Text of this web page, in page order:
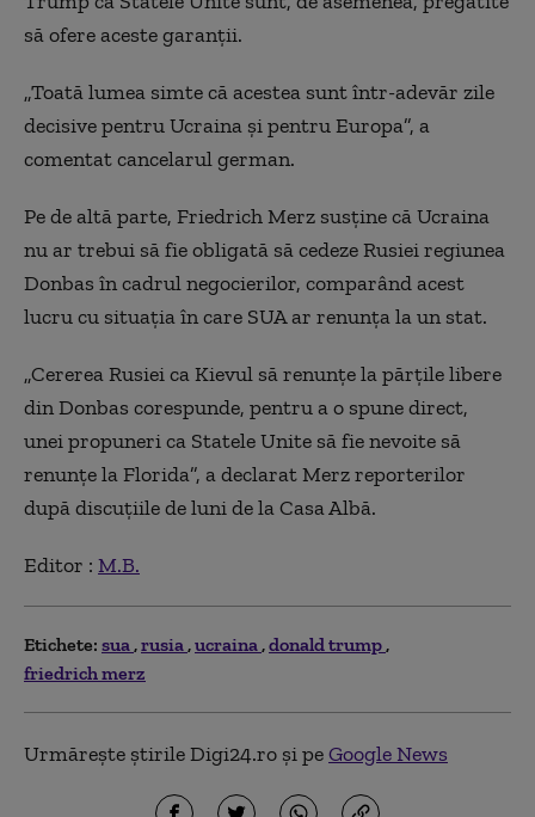
să ofere aceste garanţii.
„Toată lumea simte că acestea sunt într-adevăr zile
decisive pentru Ucraina şi pentru Europa”, a
comentat cancelarul german.
Pe de altă parte, Friedrich Merz susţine că Ucraina
nu ar trebui să fie obligată să cedeze Rusiei regiunea
Donbas în cadrul negocierilor, comparând acest
lucru cu situaţia în care SUA ar renunţa la un stat.
„Cererea Rusiei ca Kievul să renunţe la părţile libere
din Donbas corespunde, pentru a o spune direct,
unei propuneri ca Statele Unite să fie nevoite să
renunţe la Florida”, a declarat Merz reporterilor
după discuţiile de luni de la Casa Albă.
Editor : M.B.
Etichete: sua rusia ucraina donald trump
friedrich merz
Urmărește știrile Digi24.ro și peGoogle News